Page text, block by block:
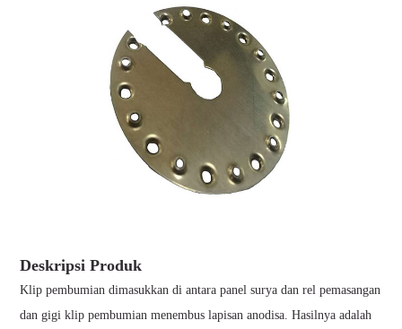
Deskripsi Produk
Klip pembumian dimasukkan di antara panel surya dan rel pemasangan
dan gigi klip pembumian menembus lapisan anodisa. Hasilnya adalah